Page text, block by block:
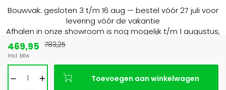
Bouwvak: gesloten 3 t/m 16 aug — bestel vóór 27 juli voor
levering vóór de vakantie
Afhalen in onze showroom is nog mogelijk t/m 1 augustus,
469,95
Incl. btw
783,25
Toevoegen aan winkelwagen